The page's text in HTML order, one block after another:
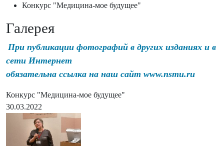
Конкурс "Медицина-мое будущее"
Галерея
При публикации фотографий в других изданиях и в
сети Интернет
обязательна ссылка на наш сайт www.nsmu.ru
Конкурс "Медицина-мое будущее"
30.03.2022